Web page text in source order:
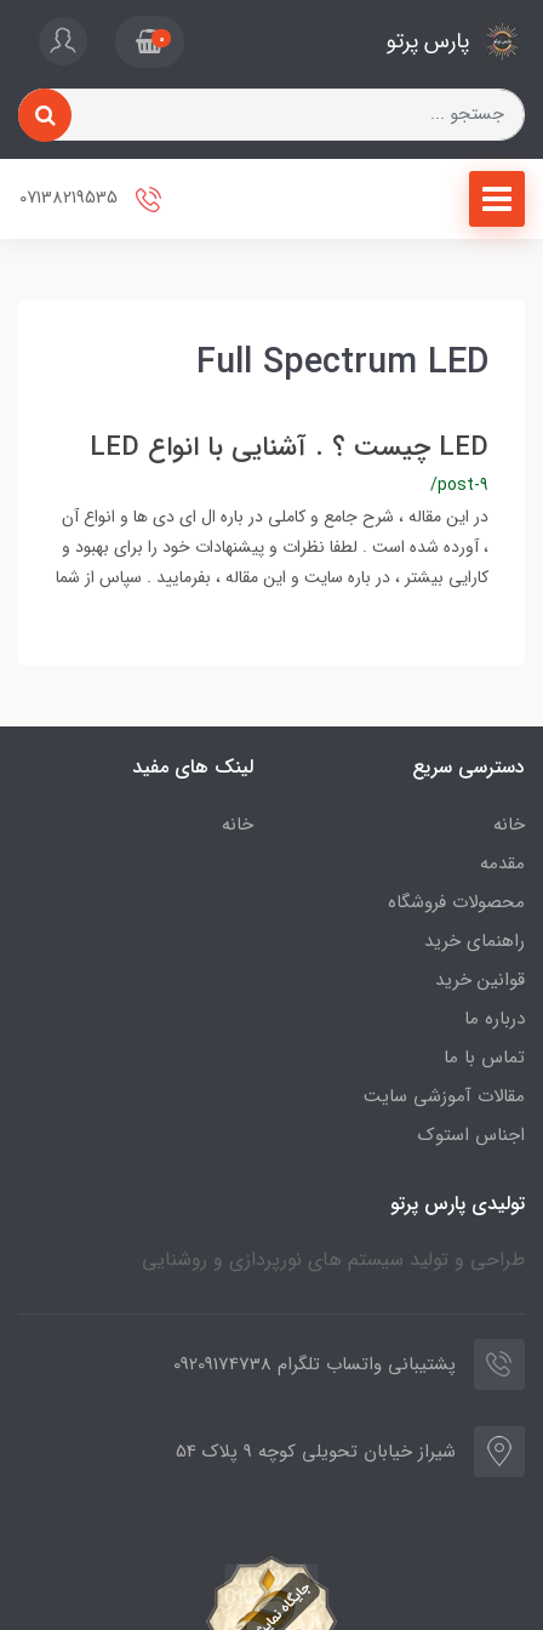
پارس پرتو 0
Full Spectrum LED
LED چیست ؟ . آشنایی با انواع LED
/post-9
در این مقاله ، شرح جامع و کاملی در باره ال ای دی ها و انواع آن
، آورده شده است . لطفا نظرات و پیشنهادات خود را برای بهبود و
کارایی بیشتر ، در باره سایت و این مقاله ، بفرمایید . سپاس از شما
دسترسی سریع
خانه
مقدمه
محصولات فروشگاه
راهنمای خرید
قوانین خرید
درباره ما
تماس با ما
مقالات آموزشی سایت
اجناس استوک
لینک های مفید
خانه
تولیدی پارس پرتو
طراحی و تولید سیستم های نورپردازی و روشنایی
پشتیبانی واتساب تلگرام 09209174738
شیراز خیابان تحویلی کوچه 9 پلاک 54